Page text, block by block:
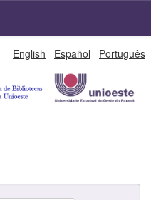
English Español Português